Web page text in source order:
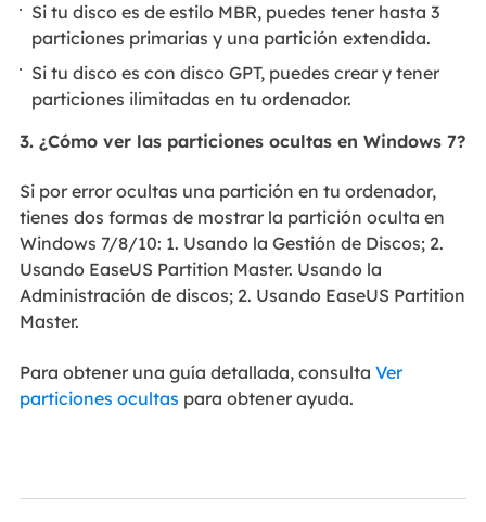
Si tu disco es de estilo MBR, puedes tener hasta 3
particiones primarias y una partición extendida.
Si tu disco es con disco GPT, puedes crear y tener
particiones ilimitadas en tu ordenador.
3. ¿Cómo ver las particiones ocultas en Windows 7?
Si por error ocultas una partición en tu ordenador,
tienes dos formas de mostrar la partición oculta en
Windows 7/8/10: 1. Usando la Gestión de Discos; 2.
Usando EaseUS Partition Master. Usando la
Administración de discos; 2. Usando EaseUS Partition
Master.
Para obtener una guía detallada, consulta Ver
particiones ocultas para obtener ayuda.